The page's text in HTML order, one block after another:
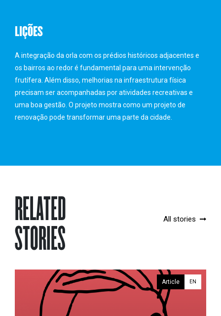
LIÇÕES
A integração da orla com os prédios históricos adjacentes e
os bairros ao redor é fundamental para uma intervenção
frutífera. Além disso, melhorias na infraestrutura física
precisam ser acompanhadas por atividades recreativas e
uma boa gestão. O projeto mostra como um projeto de
renovação pode transformar uma parte da cidade.
RELATED
STORIES
All stories
Article EN